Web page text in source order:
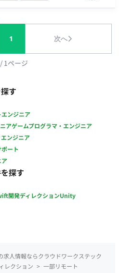
め用意された
どに抽出・体裁調整を行う月次レ
者アカウント発行業務（他チーム
。リーダーや前任者が在籍して
ル（月初・月末）に沿ってルー
発生するアカウント発行やキャ
クに対応していただきます。マ
も多いため、手順に沿って正確
データベース：
ができます。マニュアルやサポ
1 次へ
/ 1ページ
す
ンジニア
アゲームプログラマ・エンジニア
ンジニア
ート
ア
探す
開発ディレクションUnity
求人情報ならクラウドワークステック
レクション > 一部リモート